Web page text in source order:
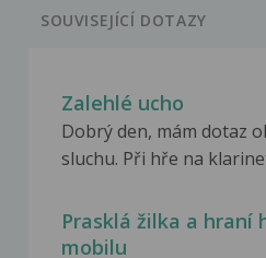
SOUVISEJÍCÍ DOTAZY
Zalehlé ucho
Dobrý den, mám dotaz
sluchu. Při hře na
Prasklá žilka a hraní
mobilu